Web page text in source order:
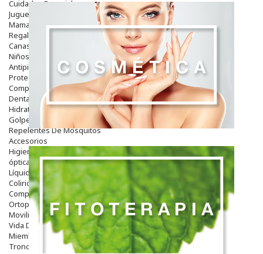
Cuidados Especiales
Juguetes
Mama
Regalos
Canastilla
Niños
Antipiojos
Protección Solar
Complementos Alimentarios
Dentales
Hidratantes
Golpes Y Hematomas
Repelentes De Mosquitos
Accesorios
Higiene
óptica
Líquidos Lentillas
Colirios
Complementos Alimentarios.
Ortopedia - Accesorios
Movilidad
Vida Diaria
Miembro Superior
Tronco